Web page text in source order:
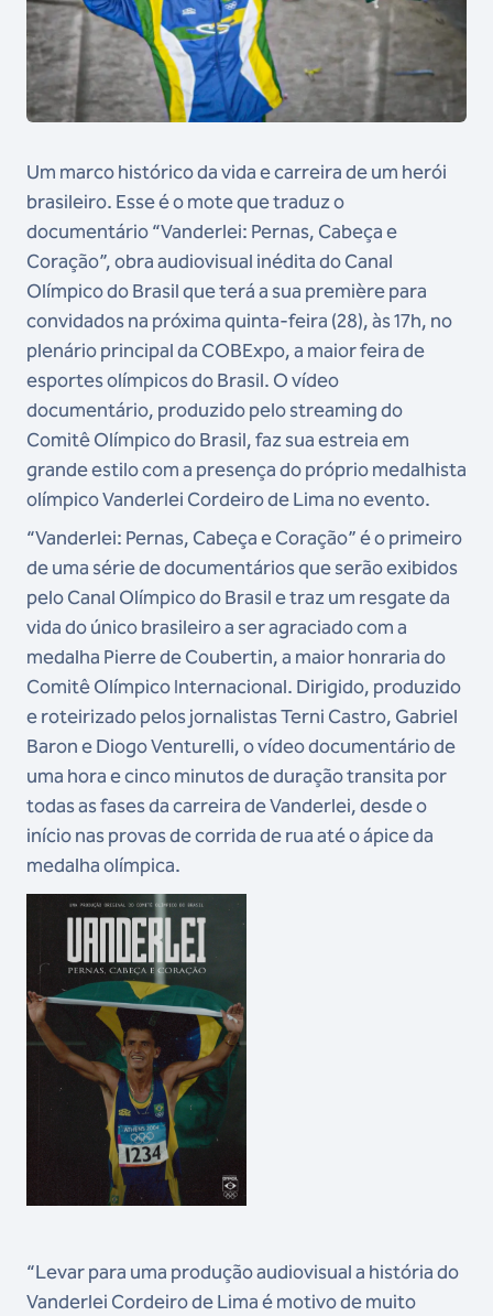
Um marco histórico da vida e carreira de um herói
brasileiro. Esse é o mote que traduz o
documentário “Vanderlei: Pernas, Cabeça e
Coração”, obra audiovisual inédita do Canal
Olímpico do Brasil que terá a sua première para
convidados na próxima quinta-feira (28), às 17h, no
plenário principal da COBExpo, a maior feira de
esportes olímpicos do Brasil. O vídeo
documentário, produzido pelo streaming do
Comitê Olímpico do Brasil, faz sua estreia em
grande estilo com a presença do próprio medalhista
olímpico Vanderlei Cordeiro de Lima no evento.
“Vanderlei: Pernas, Cabeça e Coração” é o primeiro
de uma série de documentários que serão exibidos
pelo Canal Olímpico do Brasil e traz um resgate da
vida do único brasileiro a ser agraciado com a
medalha Pierre de Coubertin, a maior honraria do
Comitê Olímpico Internacional. Dirigido, produzido
e roteirizado pelos jornalistas Terni Castro, Gabriel
Baron e Diogo Venturelli, o vídeo documentário de
uma hora e cinco minutos de duração transita por
todas as fases da carreira de Vanderlei, desde o
início nas provas de corrida de rua até o ápice da
medalha olímpica.
“Levar para uma produção audiovisual a história do
Vanderlei Cordeiro de Lima é motivo de muito